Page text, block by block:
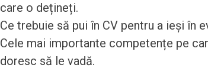
care o dețineți.
Ce trebuie să pui în CV pentru a ieși în
Cele mai importante competențe pe
doresc să le vadă.